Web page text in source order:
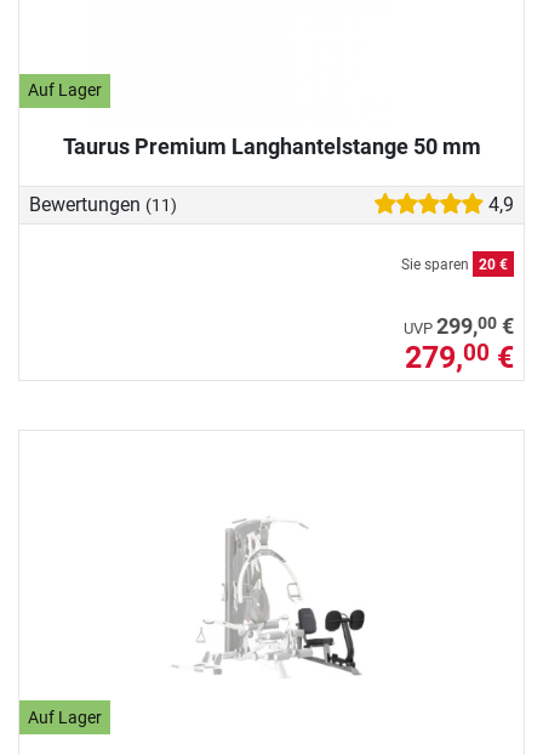
Auf Lager
Taurus Premium Langhantelstange 50 mm
Bewertungen (11) 4,9
Sie sparen 20 €
UVP 299,00 €
279,00 €
Auf Lager